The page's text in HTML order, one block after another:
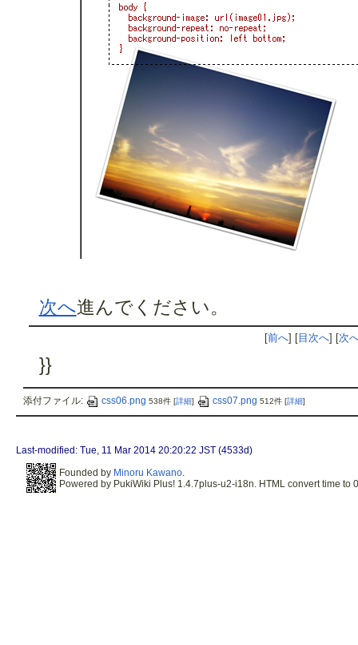
次へ進んでください。
[前へ] [目次へ] [次
}}
添付ファイル: css06.png 538件 [詳細] css07.png 512件 [詳細]
Last-modified: Tue, 11 Mar 2014 20:20:22 JST (4533d)
Founded by Minoru Kawano.
Powered by PukiWiki Plus! 1.4.7plus-u2-i18n. HTML convert time to